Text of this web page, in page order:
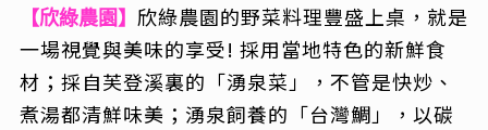
【欣綠農園】 欣綠農園的野菜料理豐盛上桌，就是
一場視覺與美味的享受!採用當地特色的新鮮食
材；採自芙登溪裏的「湧泉菜」，不管是快炒、
煮湯都清鮮味美；湧泉飼養的「台灣鯛」，以碳